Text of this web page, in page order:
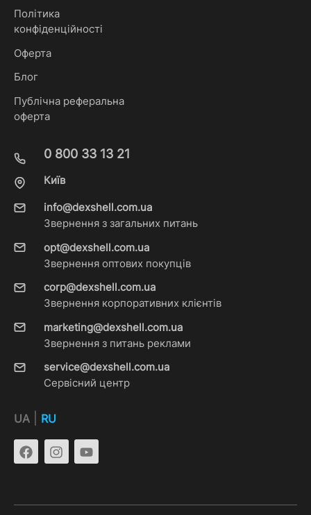
Політика
конфіденційності
Оферта
Блог
Публічна реферальна
оферта
0 800 33 13 21
Київ
info@dexshell.com.ua
Звернення з загальних питань
opt@dexshell.com.ua
Звернення оптових покупців
corp@dexshell.com.ua
Звернення корпоративних клієнтів
marketing@dexshell.com.ua
Звернення з питань реклами
service@dexshell.com.ua
Сервісний центр
UA RU